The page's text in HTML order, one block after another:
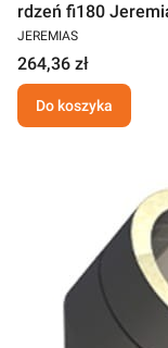
rdzeń fi180
JEREMIAS
264,36 zł
Do koszyka